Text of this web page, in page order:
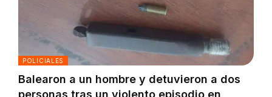
POLICIALES
Balearon a un hombre y detuvieron a dos